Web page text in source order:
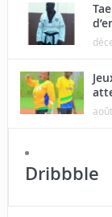
Dribbble